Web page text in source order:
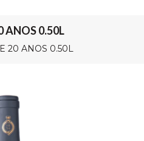
ANOS 0.50L
20 ANOS 0.50L